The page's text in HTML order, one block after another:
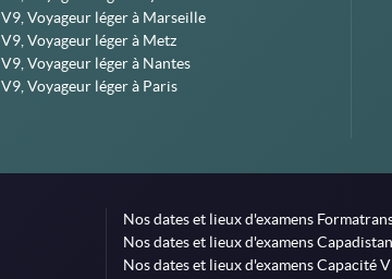
V9, Voyageur léger à Marseille
V9, Voyageur léger à Metz
V9, Voyageur léger à Nantes
V9, Voyageur léger à Paris
Nos dates et lieux d'examens
Nos dates et lieux d'examens
Nos dates et lieux d'examens Capacité